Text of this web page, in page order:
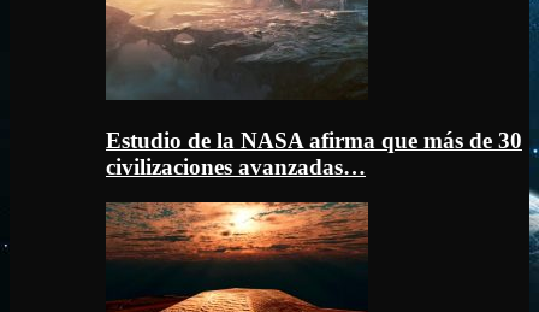
Estudio de la NASA afirma que más de 30
civilizaciones avanzadas…